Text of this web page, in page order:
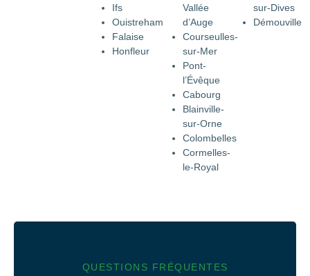
Ifs
Ouistreham
Falaise
Honfleur
Vallée
d’Auge
Courseulles-
sur-Mer
Pont-
l’Évêque
Cabourg
Blainville-
sur-Orne
Colombelles
Cormelles-
le-Royal
sur-Dives
Démouville
QUESTIONS FRÉQUENTES